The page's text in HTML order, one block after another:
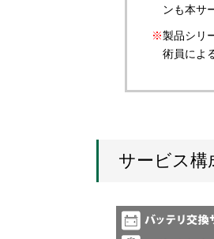
ンも本サ
製品シリ
術員によ
サービス構